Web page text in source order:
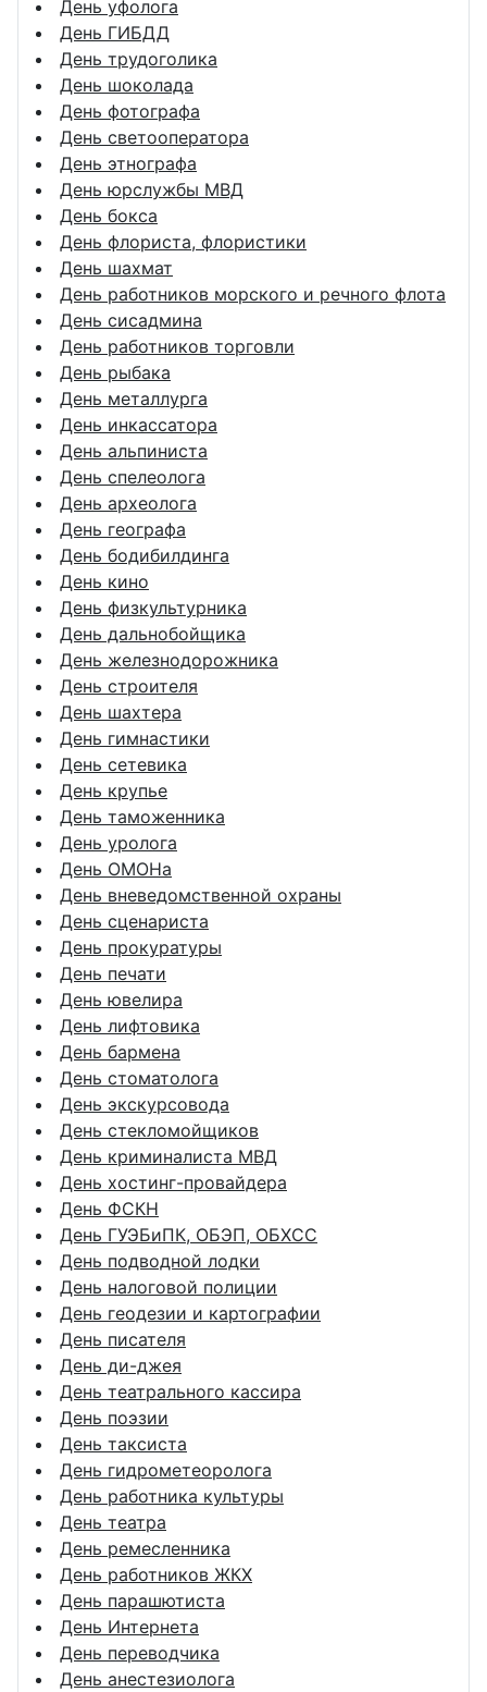
День уфолога
День ГИБДД
День трудоголика
День шоколада
День фотографа
День светооператора
День этнографа
День юрслужбы МВД
День бокса
День флориста, флористики
День шахмат
День работников морского и речного флота
День сисадмина
День работников торговли
День рыбака
День металлурга
День инкассатора
День альпиниста
День спелеолога
День археолога
День географа
День бодибилдинга
День кино
День физкультурника
День дальнобойщика
День железнодорожника
День строителя
День шахтера
День гимнастики
День сетевика
День крупье
День таможенника
День уролога
День ОМОНа
День вневедомственной охраны
День сценариста
День прокуратуры
День печати
День ювелира
День лифтовика
День бармена
День стоматолога
День экскурсовода
День стекломойщиков
День криминалиста МВД
День хостинг-провайдера
День ФСКН
День ГУЭБиПК, ОБЭП, ОБХСС
День подводной лодки
День налоговой полиции
День геодезии и картографии
День писателя
День ди-джея
День театрального кассира
День поэзии
День таксиста
День гидрометеоролога
День работника культуры
День театра
День ремесленника
День работников ЖКХ
День парашютиста
День Интернета
День переводчика
День анестезиолога